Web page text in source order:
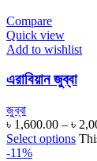
Compare
Quick view
Add to wishlist
এরাবিয়ান জুব্বা
জুব্বা
৳ 1,600.00 – ৳
Select options
-11%